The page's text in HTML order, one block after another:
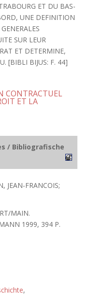
ET DU BAS-
UNE DEFINITION
SUR LEUR
ET DETERMINE,
[BIBLI BIJUS: F. 44]
CONTRACTUEL
ET LA
/ Bibliografische
JEAN-FRANCOIS;
MAIN.
1999, 394 P.
,